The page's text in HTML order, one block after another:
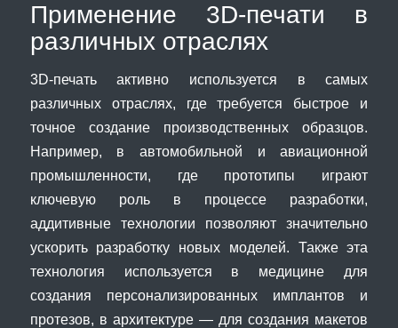
Применение 3D-печати в
различных отраслях
3D-печать активно используется в самых
различных отраслях, где требуется быстрое и
точное создание производственных образцов.
Например, в автомобильной и авиационной
промышленности, где прототипы играют
ключевую роль в процессе разработки,
аддитивные технологии позволяют значительно
ускорить разработку новых моделей. Также эта
технология используется в медицине для
создания персонализированных имплантов и
протезов, в архитектуре — для создания макетов